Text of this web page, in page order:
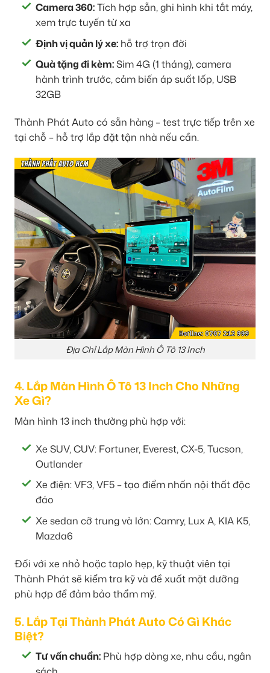
Camera 360:Tích hợp sẵn, ghi hình khi tắt máy,
xem trực tuyến từ xa
Định vị quản lý xe: hỗ trợ trọn đời
Quà tặng đi kèm:Sim 4G (1 tháng), camera
hành trình trước, cảm biến áp suất lốp, USB
32GB
Thành Phát Auto có sẵn hàng – test trực tiếp trên xe
tại chỗ – hỗ trợ lắp đặt tận nhà nếu cần.
Địa Chỉ Lắp Màn Hình Ô Tô 13 Inch
4. Lắp Màn Hình Ô Tô 13 Inch Cho Những
Xe Gì?
Màn hình 13 inch thường phù hợp với:
Xe SUV, CUV: Fortuner, Everest, CX-5, Tucson,
Outlander
Xe điện: VF3, VF5 – tạo điểm nhấn nội thất độc
đáo
Xe sedan cỡ trung và lớn: Camry, Lux A, KIA K5,
Mazda6
Đối với xe nhỏ hoặc taplo hẹp, kỹ thuật viên tại
Thành Phát sẽ kiểm tra kỹ và đề xuất mặt dưỡng
phù hợp để đảm bảo thẩm mỹ.
5. Lắp Tại Thành Phát Auto Có Gì Khác
Biệt?
Tư vấn chuẩn: Phù hợp dòng xe, nhu cầu, ngân